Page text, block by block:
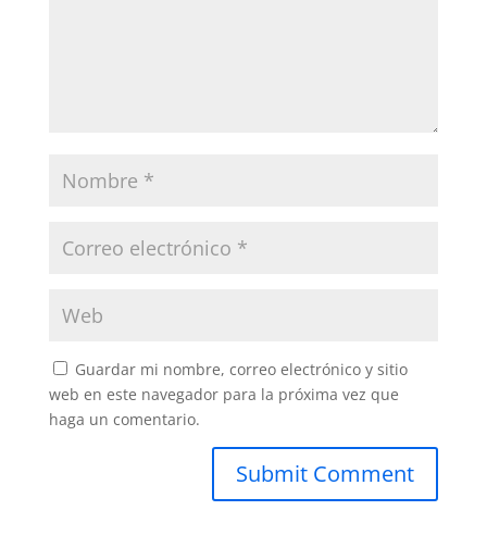
Guardar mi nombre, correo electrónico y sitio
web en este navegador para la próxima vez que
haga un comentario.